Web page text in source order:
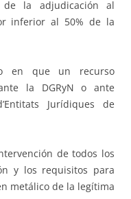
la adjudicación al
inferior al 50% de la
en que un recurso
la DGRyN o ante
Jurídiques de
de todos los
y los requisitos para
metálico de la legítima